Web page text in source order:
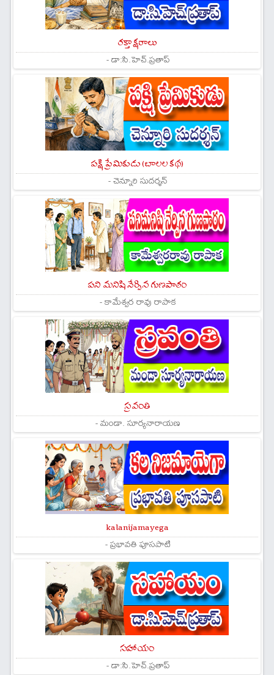
రక్తాక్షరాలు
- డా:సి.హెచ్.ప్రతాప్
పక్షి ప్రేమికుడు (బాలల కథ)
- చెన్నూరి సుదర్శన్
పని మనిషి నేర్పిన గుణపాఠం
- కామేశ్వర రావు రాపాక
స్రవంతి
- మండా. సూర్యనారాయణ
kalanijamayega
- ప్రభావతి పూసపాటి
సహాయం
- డా:సి.హెచ్.ప్రతాప్